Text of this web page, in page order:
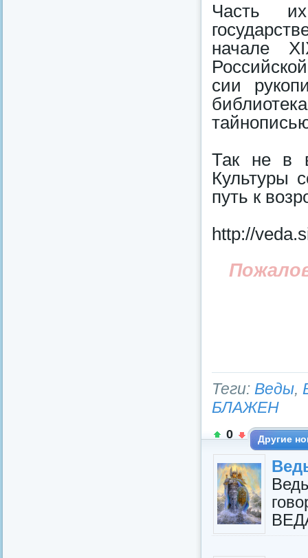
Часть
начале
сии
Так не в
Культуры
путь к
http://
Теги: Веды,
БЛАЖЕН
0 Другие